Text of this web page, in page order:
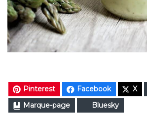
Pinterest Facebook X
Marque-page
Bluesky